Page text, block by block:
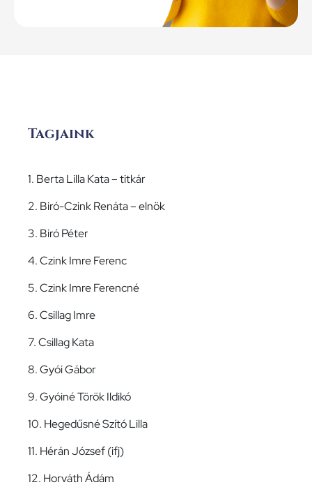
Tagjaink
1. Berta Lilla Kata – titkár
2. Biró-Czink Renáta – elnök
3. Biró Péter
4. Czink Imre Ferenc
5. Czink Imre Ferencné
6. Csillag Imre
7. Csillag Kata
8. Gyói Gábor
9. Gyóiné Török Ildikó
10. Hegedűsné Szító Lilla
11. Hérán József (ifj)
12. Horváth Ádám